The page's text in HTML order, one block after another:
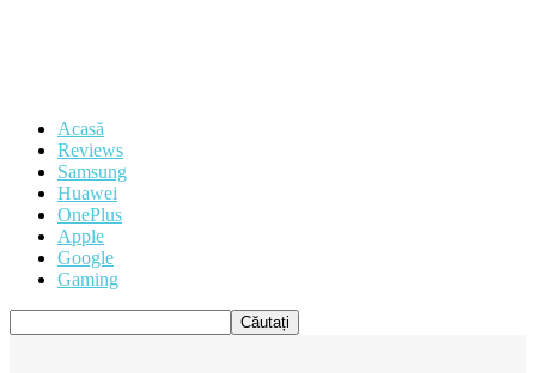
Acasă
Reviews
Samsung
Huawei
OnePlus
Apple
Google
Gaming